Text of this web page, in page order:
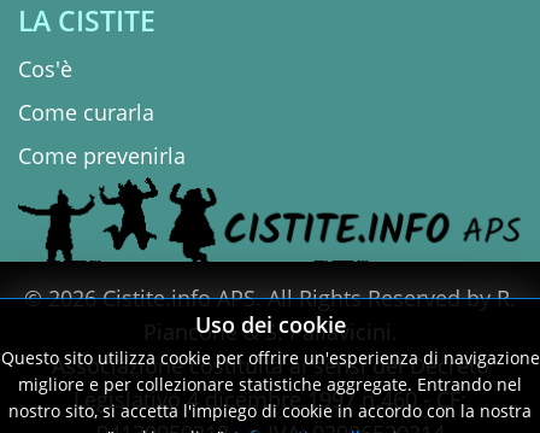
LA CISTITE
Cos'è
Come curarla
Come prevenirla
© 2026 Cistite.info APS. All Rights Reserved by R.
Piancone & S. Pallavicini.
Associazione costituita ai sensi del Decreto
Legislativo 4 dicembre 1997 n.460 - CF:
Uso dei cookie
Questo sito utilizza cookie per offrire un'esperienza di navigazione
migliore e per collezionare statistiche aggregate. Entrando nel
nostro sito, si accetta l'impiego di cookie in accordo con la nostra